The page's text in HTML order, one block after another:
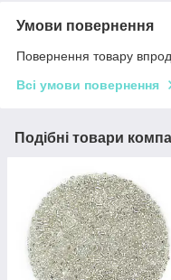
Умови повернення
Повернення товару
Всі умови повернення
Подібні товари